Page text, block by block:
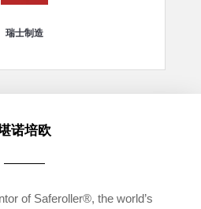
瑞士制造
诺培欧
of Saferoller®, the world’s